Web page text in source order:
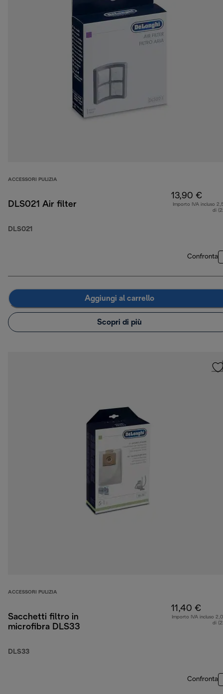
ACCESSORI PULIZIA
DLS021 Air filter
DLS021
13,90 €
Importo IVA incluso
di
Confronta
Aggiungi al carrello
Scopri di più
ACCESSORI PULIZIA
Sacchetti filtro in
microfibra DLS33
DLS33
11,40 €
Importo IVA incluso
di
Confronta